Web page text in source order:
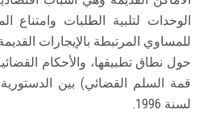
الوحدات لتلبية الطلبات وامتناع
للمساوي المرتبطة بالإيجارات
حول نطاق تطبيقها، والأحكام
لسنة 1996.